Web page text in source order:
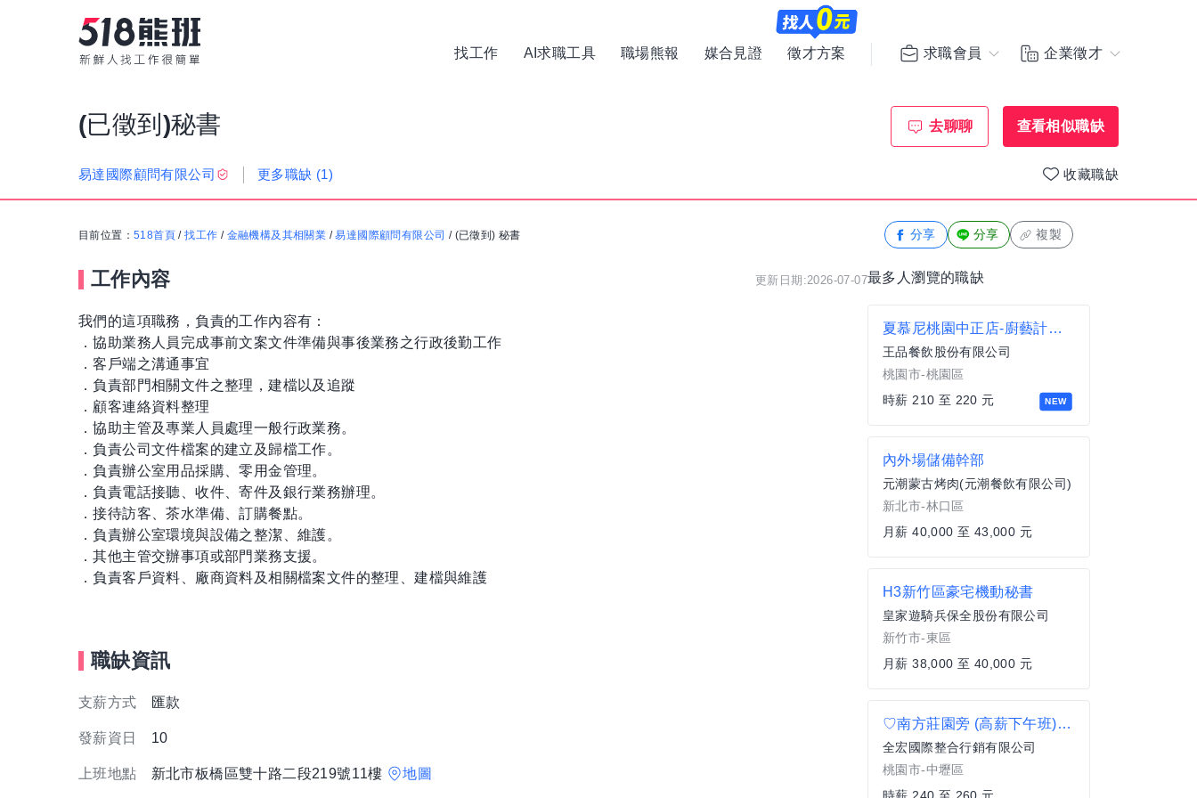
找工作 AI求職工具 職場熊報 媒合見證 徵才方案 求職會員 企業徵才
(已徵到)秘書 去聊聊 查看相似職缺
易達國際顧問有限公司 更多職缺 (1) 收藏職缺
目前位置： 518首頁 /找工作 / 金融機構及其相關業 /易達國際顧問有限公司 / (已徵到) 秘書
工作內容 更新日期:2026-07-07
我們的這項職務，負責的工作內容有：
．協助業務人員完成事前文案文件準備與事後業務之行政後勤工作
．客戶端之溝通事宜
．負責部門相關文件之整理，建檔以及追蹤
．顧客連絡資料整理
．協助主管及專業人員處理一般行政業務。
．負責公司文件檔案的建立及歸檔工作。
．負責辦公室用品採購、零用金管理。
．負責電話接聽、收件、寄件及銀行業務辦理。
．接待訪客、茶水準備、訂購餐點。
．負責辦公室環境與設備之整潔、維護。
．其他主管交辦事項或部門業務支援。
．負責客戶資料、廠商資料及相關檔案文件的整理、建檔與維護
職缺資訊
支薪方式 匯款
發薪資日 10
上班地點 新北市板橋區雙十路二段219號11樓 地圖
分享 分享 複製
最多人瀏覽的職缺
NEW
夏慕尼桃園中正店-廚藝計時人員
王品餐飲股份有限公司
桃園市-桃園區
時薪 210 至 220 元
內外場儲備幹部
元潮蒙古烤肉(元潮餐飲有限公司)
新北市-林口區
月薪 40,000 至 43,000 元
H3新竹區豪宅機動秘書
皇家遊騎兵保全股份有限公司
新竹市-東區
月薪 38,000 至 40,000 元
♡南方莊園旁 (高薪下午班) 報班打工 時薪260 理貨分類
全宏國際整合行銷有限公司
桃園市-中壢區